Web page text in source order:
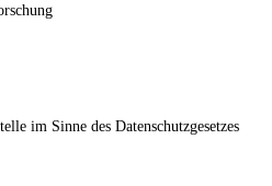
im Sinne des Datenschutzgesetzes